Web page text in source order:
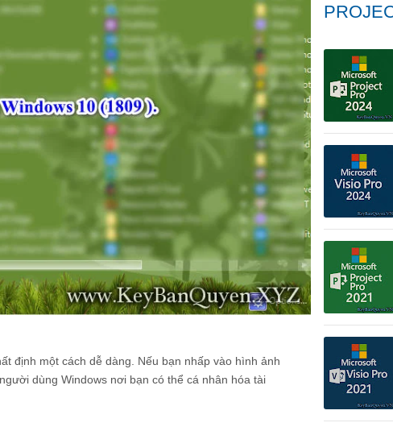
định một cách dễ dàng. Nếu bạn nhấp vào hình ảnh
dùng Windows nơi bạn có thể cá nhân hóa tài